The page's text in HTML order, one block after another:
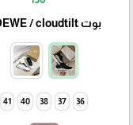
بوت LOEWE / cloudtilt
36
37
38
40
41